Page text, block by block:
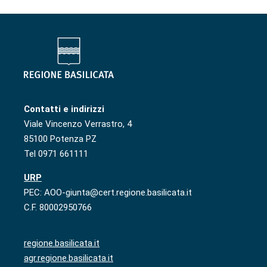
Contatti e indirizzi
Viale Vincenzo Verrastro, 4
85100 Potenza PZ
Tel 0971 661111
URP
PEC: AOO-giunta@cert.regione.basilicata.it
C.F. 80002950766
regione.basilicata.it
agr.regione.basilicata.it